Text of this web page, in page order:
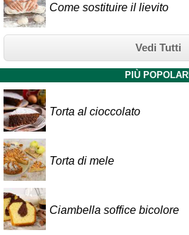
Come sostituire il lievito
Vedi Tutti
PIÙ POPOLARI
Torta al cioccolato
Torta di mele
Ciambella soffice bicolore